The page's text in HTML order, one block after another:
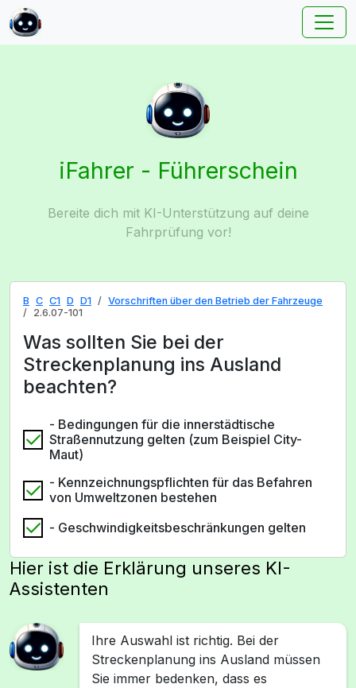
iFahrer - Führerschein
Bereite dich mit KI-Unterstützung auf deine
Fahrprüfung vor!
B C C1 D D1
Vorschriften über den Betrieb der Fahrzeuge
2.6.07-101
Was sollten Sie bei der
Streckenplanung ins Ausland
beachten?
- Bedingungen für die innerstädtische
Straßennutzung gelten (zum Beispiel City-
Maut)
- Kennzeichnungspflichten für das Befahren
von Umweltzonen bestehen
- Geschwindigkeitsbeschränkungen gelten
Hier ist die Erklärung unseres KI-
Assistenten
Ihre Auswahl ist richtig. Bei der
Streckenplanung ins Ausland müssen
Sie immer bedenken, dass es